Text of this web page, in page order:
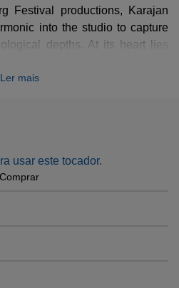
Festival productions, Karajan
into the studio to capture
depths. At its heart lies
remains a benchmark - and
Ler mais
usar este tocador.
Comprar